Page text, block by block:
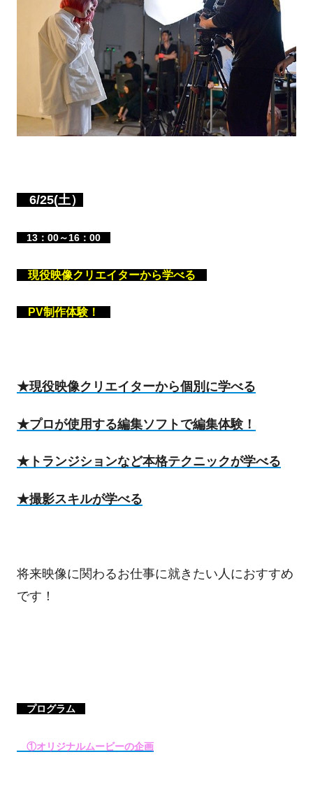
6/25(土）
13：00～16：00
現役映像クリエイターから学べる
PV制作体験！
★現役映像クリエイターから個別に学べる
★プロが使用する編集ソフトで編集体験！
★トランジションなど本格テクニックが学べる
★撮影スキルが学べる
将来映像に関わるお仕事に就きたい人におすすめ
です！
プログラム
①オリジナルムービーの企画